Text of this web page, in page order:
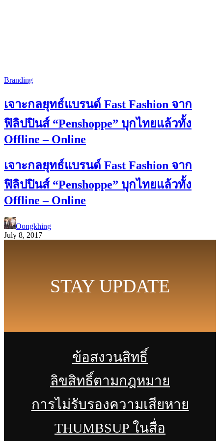
Branding
เจาะกลยุทธ์แบรนด์ Fast Fashion จาก
ฟิลิปปินส์ “Penshoppe” บุกไทยแล้วทั้ง
Offline – Online
เจาะกลยุทธ์แบรนด์ Fast Fashion จาก
ฟิลิปปินส์ “Penshoppe” บุกไทยแล้วทั้ง
Offline – Online
Oongkhing
July 8, 2017
STAY UPDATE
ข้อสงวนสิทธิ์
ลิขสิทธิ์ตามกฎหมาย
การไม่รับรองความเสียหาย
THUMBSUP ในสื่อ